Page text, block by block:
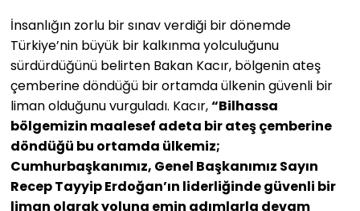
İnsanlığın zorlu bir sınav verdiği bir dönemde
Türkiye’nin büyük bir kalkınma yolculuğunu
sürdürdüğünü belirten Bakan Kacır, bölgenin ateş
çemberine döndüğü bir ortamda ülkenin güvenli bir
liman olduğunu vurguladı. Kacır,“Bilhassa
bölgemizin maalesef adeta bir ateş çemberine
döndüğü bu ortamda ülkemiz;
Cumhurbaşkanımız, Genel Başkanımız Sayın
Recep Tayyip Erdoğan’ın liderliğinde güvenli bir
liman olarak yoluna emin adımlarla devam